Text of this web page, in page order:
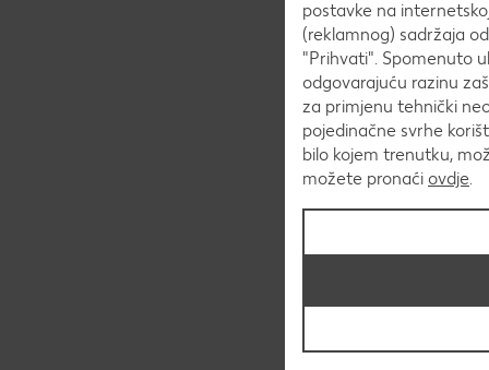
postavke na
(reklamnog) sadržaja
"Prihvati". Spomenuto
odgovarajuću razinu
za primjenu tehnički
pojedinačne svrhe
bilo kojem trenutku,
možete pronaći ovdje.